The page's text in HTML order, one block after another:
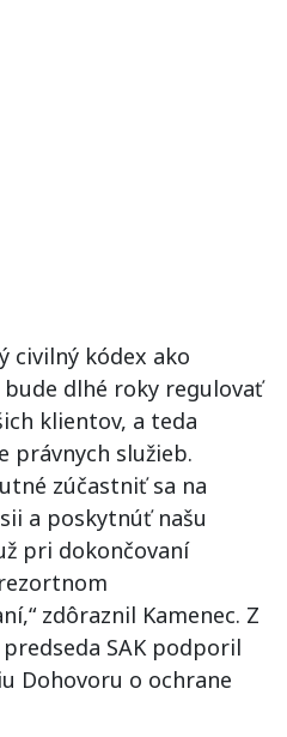
civilný kódex ako
dlhé roky regulovať
klientov, a teda
právnych služieb.
zúčastniť sa na
a poskytnúť našu
pri dokončovaní
zdôraznil Kamenec. Z
SAK podporil
Dohovoru o ochrane